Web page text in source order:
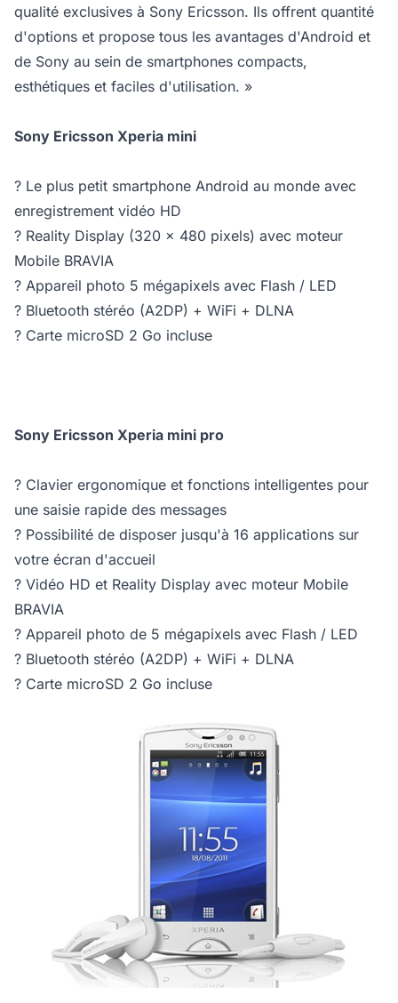
qualité exclusives à Sony Ericsson. Ils offrent quantité
d'options et propose tous les avantages d'Android et
de Sony au sein de smartphones compacts,
esthétiques et faciles d'utilisation. »
Sony Ericsson Xperia mini
? Le plus petit smartphone Android au monde avec
enregistrement vidéo HD
? Reality Display (320 x 480 pixels) avec moteur
Mobile BRAVIA
? Appareil photo 5 mégapixels avec Flash / LED
? Bluetooth stéréo (A2DP) + WiFi + DLNA
? Carte microSD 2 Go incluse
Sony Ericsson Xperia mini pro
? Clavier ergonomique et fonctions intelligentes pour
une saisie rapide des messages
? Possibilité de disposer jusqu'à 16 applications sur
votre écran d'accueil
? Vidéo HD et Reality Display avec moteur Mobile
BRAVIA
? Appareil photo de 5 mégapixels avec Flash / LED
? Bluetooth stéréo (A2DP) + WiFi + DLNA
? Carte microSD 2 Go incluse